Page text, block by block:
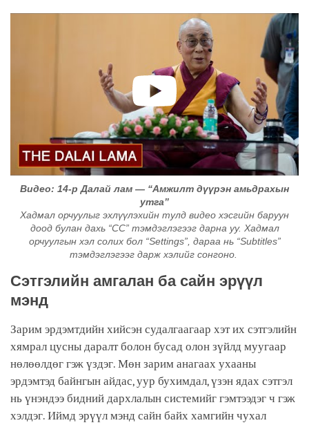
Видео: 14-р Далай лам — “Амжилт дүүрэн амьдрахын
утга”
Хадмал орчуулыг эхлүүлэхийн тулд видео хэсгийн баруун
доод булан дахь “CC” тэмдэглэгээг дарна уу. Хадмал
орчуулгын хэл солих бол “Settings”, дараа нь “Subtitles”
тэмдэглэгээг дарж хэлийг сонгоно.
Сэтгэлийн амгалан ба сайн эрүүл
мэнд
Зарим эрдэмтдийн хийсэн судалгаагаар хэт их сэтгэлийн
хямрал цусны даралт болон бусад олон зүйлд муугаар
нөлөөлдөг гэж үздэг. Мөн зарим анагаах ухааны
эрдэмтэд байнгын айдас, уур бухимдал, үзэн ядах сэтгэл
нь үнэндээ бидний дархлалын системийг гэмтээдэг ч гэж
хэлдэг. Иймд эрүүл мэнд сайн байх хамгийн чухал